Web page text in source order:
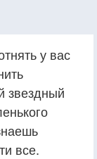
у вас
звездный
все.